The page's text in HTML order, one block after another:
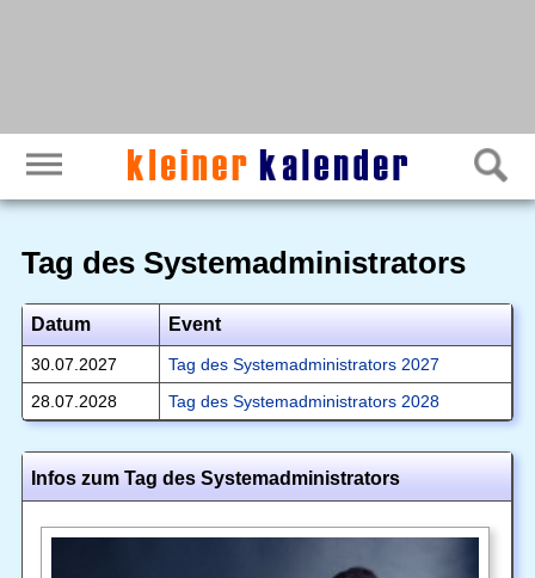
Tag des Systemadministrators
Datum Event
30.07.2027
Tag des Systemadministrators 2027
28.07.2028
Tag des Systemadministrators 2028
Infos zum Tag des Systemadministrators